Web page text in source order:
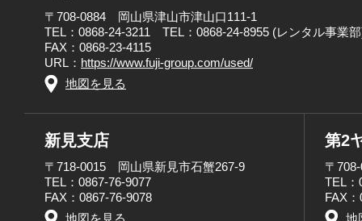
〒708-0884 岡山県津山市津山口111-1
TEL：0868-24-3211 TEL：0868-24-8955 (レンタル事業
FAX：0868-23-4115
URL： https://www.fuji-group.com/used/
地図を見る
新見支店
〒718-0015 岡山県新見市石蟹267-9
TEL：0867-76-9077
FAX：0867-76-9078
地図を見る
第2
〒
TEL：
FAX
地